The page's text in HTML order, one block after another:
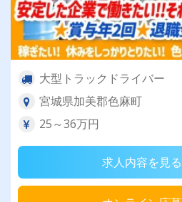
大型トラックドライバー
宮城県加美郡色麻町
25～36万円
求人内容を見る